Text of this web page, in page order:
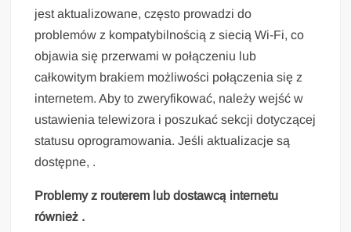
jest aktualizowane, często prowadzi do
problemów z kompatybilnością z siecią Wi-Fi, co
objawia się przerwami w połączeniu lub
całkowitym brakiem możliwości połączenia się z
internetem. Aby to zweryfikować, należy wejść w
ustawienia telewizora i poszukać sekcji dotyczącej
statusu oprogramowania. Jeśli aktualizacje są
dostępne, .
Problemy z routerem lub dostawcą internetu
również .